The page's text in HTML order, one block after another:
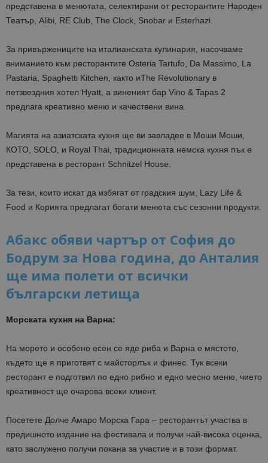
представена в менютата, селектирани от ресторантите Народен
Театър, Alibi, RE Club, The Clock, Snobar и Esterhazi.
За привържениците на италианската кулинария, насочваме
вниманието към ресторантите Osteria Tartufo, Da Massimo, La
Pastaria, Spaghetti Kitchen, както иThe Revolutionary в
петзвездния хотел Hyatt, а виненият бар Vino & Tapas 2
предлага креативно меню и качествени вина.
Магията на азиатската кухня ще ви завладее в Моши Моши,
КОТО, SOLO, и Royal Thai, традиционната немска кухня пък е
представена в ресторант Schnitzel House.
За тези, които искат да избягат от градския шум, Lazy Life &
Food и Корията предлагат богати менюта със сезонни продукти.
Абакс обяви чартър от София до
Бодрум за Нова година, до Анталия
ще има полети от всички
български летища
Морската кухня на Варна:
На морето и особено есен се яде риба и Варна е мястото,
където ще я приготвят с майсторлък и финес. Тук всеки
ресторант е подготвил по едно рибно и едно месно меню, чието
креативност ще очарова всеки клиент.
Посетете Долче Амаро Морска Гара – ресторантът участва в
предишното издание на фестивала и получи най-висока оценка,
като заслужено получи покана за участие и в този формат.